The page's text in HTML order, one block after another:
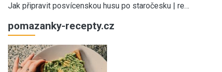
Jak připravit posvícenskou husu po staročesku | re…
pomazanky-recepty.cz